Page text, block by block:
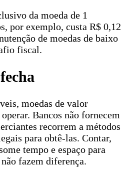
da moeda de 1
por exemplo, custa R$ 0,12
de moedas de baixo
fiscal.
moedas de valor
Bancos não fornecem
recorrem a métodos
para obtê-las. Contar,
tempo e espaço para
fazem diferença.